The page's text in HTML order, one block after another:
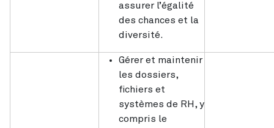
assurer l’égalité
des chances et la
diversité.
Gérer et maintenir
les dossiers,
fichiers et
systèmes de RH, y
compris le